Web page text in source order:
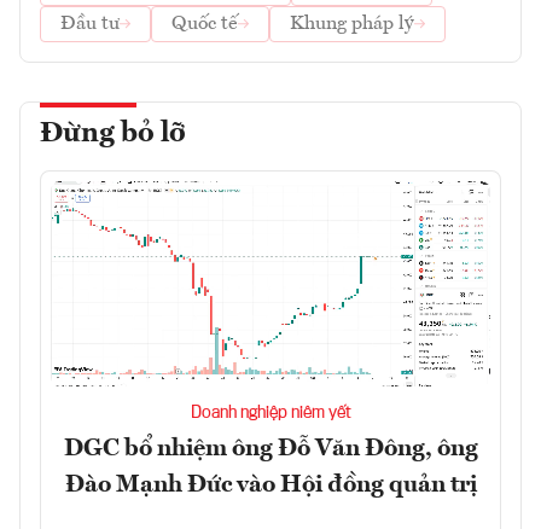
Đầu tư
Quốc tế Khung pháp lý
Đừng bỏ lỡ
Doanh nghiệp niêm yết
DGC bổ nhiệm ông Đỗ Văn Đông, ông
Đào Mạnh Đức vào Hội đồng quản trị